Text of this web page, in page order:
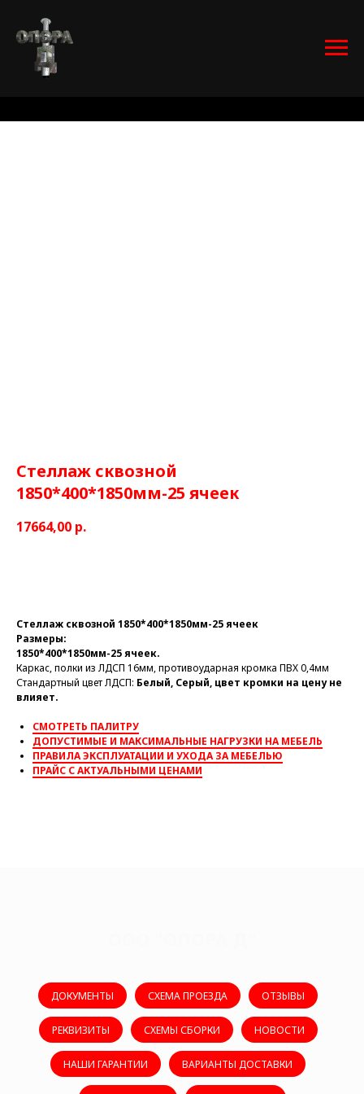
Стеллаж сквозной
1850*400*1850мм-25 ячеек
17664,00 р.
Стеллаж сквозной 1850*400*1850мм-25 ячеек
Размеры:
1850*400*1850мм-25 ячеек.
Каркас, полки из ЛДСП 16мм, противоударная кромка ПВХ 0,4мм
Стандартный цвет ЛДСП: Белый, Серый, цвет кромки на цену не
влияет.
СМОТРЕТЬ ПАЛИТРУ
ДОПУСТИМЫЕ И МАКСИМАЛЬНЫЕ НАГРУЗКИ НА МЕБЕЛЬ
ПРАВИЛА ЭКСПЛУАТАЦИИ И УХОДА ЗА МЕБЕЛЬЮ
ПРАЙС С АКТУАЛЬНЫМИ ЦЕНАМИ
ДОКУМЕНТЫ СХЕМА ПРОЕЗДА ОТЗЫВЫ
РЕКВИЗИТЫ СХЕМЫ СБОРКИ НОВОСТИ
НАШИ ГАРАНТИИ ВАРИАНТЫ ДОСТАВКИ